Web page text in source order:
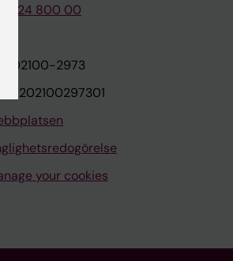
524 800 00
202100-2973
SE202100297301
your cookies